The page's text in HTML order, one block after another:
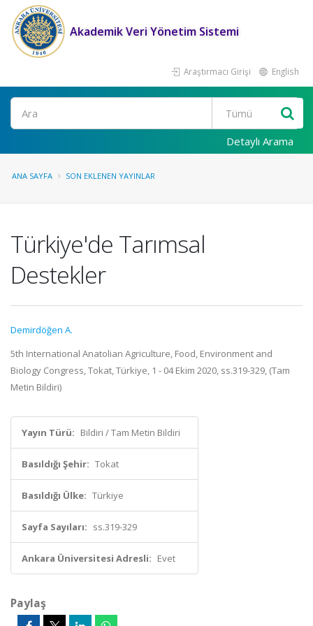
Akademik Veri Yönetim Sistemi
Araştırmacı Girişi English
Ara
Detaylı Arama
ANA SAYFA SON EKLENEN YAYINLAR
Türkiye'de Tarımsal
Destekler
Demirdöğen A.
5th International Anatolian Agriculture, Food, Environment and
Biology Congress, Tokat, Türkiye, 1 - 04 Ekim 2020, ss.319-329, (Tam
Metin Bildiri)
Yayın Türü: Bildiri / Tam Metin Bildiri
Basıldığı Şehir: Tokat
Basıldığı Ülke: Türkiye
Sayfa Sayıları: ss.319-329
Ankara Üniversitesi Adresli: Evet
Paylaş